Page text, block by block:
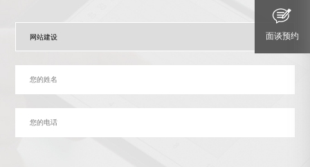
面谈预约